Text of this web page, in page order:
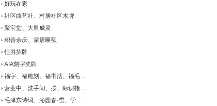
好玩在家
社区曲艺社、村居社区木牌
聚宝堂、大显威灵
积善余庆、家居匾额
恒胜招牌
AIA刻字奖牌
福字、福雕刻、福书法、福毛…
营业中、洗手间、按、标识指…
毛泽东诗词、沁园春·雪、学…